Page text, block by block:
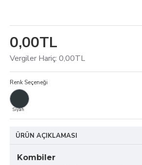
0,00TL
Vergiler Hariç: 0,00TL
Renk Seçeneği
Siyah
ÜRÜN AÇIKLAMASI
Kombiler